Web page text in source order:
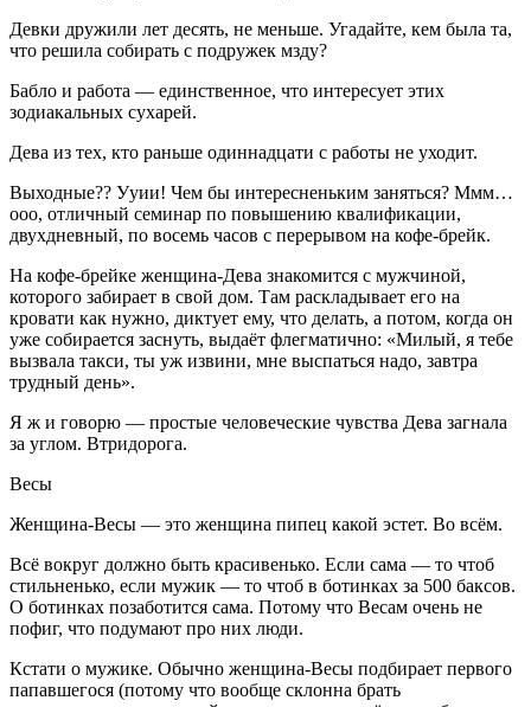
Девки дружили лет десять, не меньше. Угадайте, кем была та,
что решила собирать с подружек мзду?
Бабло и работа — единственное, что интересует этих
зодиакальных сухарей.
Дева из тех, кто раньше одиннадцати с работы не уходит.
Выходные?? Ууии! Чем бы интересненьким заняться? Ммм…
ооо, отличный семинар по повышению квалификации,
двухдневный, по восемь часов с перерывом на кофе-брейк.
На кофе-брейке женщина-Дева знакомится с мужчиной,
которого забирает в свой дом. Там раскладывает его на
кровати как нужно, диктует ему, что делать, а потом, когда он
уже собирается заснуть, выдаёт флегматично: «Милый, я тебе
вызвала такси, ты уж извини, мне выспаться надо, завтра
трудный день».
Я ж и говорю — простые человеческие чувства Дева загнала
за углом. Втридорога.
Весы
Женщина-Весы — это женщина пипец какой эстет. Во всём.
Всё вокруг должно быть красивенько. Если сама — то чтоб
стильненько, если мужик — то чтоб в ботинках за 500 баксов.
О ботинках позаботится сама. Потому что Весам очень не
пофиг, что подумают про них люди.
Кстати о мужике. Обычно женщина-Весы подбирает первого
папавшегося (потому что вообще склонна брать